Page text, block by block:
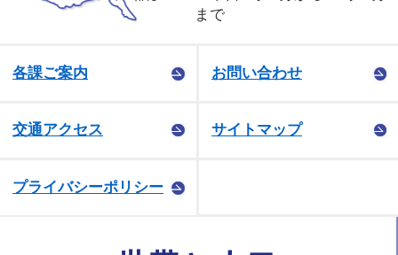
まで
各課ご案内 お問い合わせ
交通アクセス サイトマップ
プライバシーポリシー